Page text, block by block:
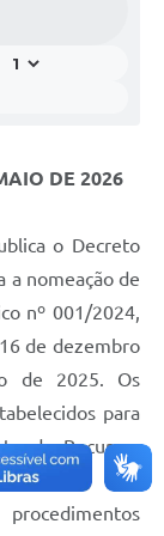
DE 2026
o Decreto
a nomeação de
nº 001/2024,
de dezembro
de 2025. Os
para
de Recursos
dos